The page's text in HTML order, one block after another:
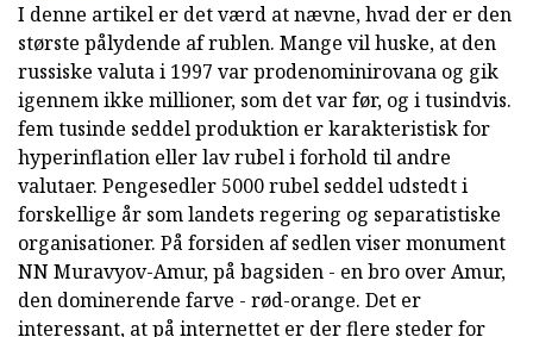
I denne artikel er det værd at nævne, hvad der er den
største pålydende af rublen. Mange vil huske, at den
russiske valuta i 1997 var prodenominirovana og gik
igennem ikke millioner, som det var før, og i tusindvis.
fem tusinde seddel produktion er karakteristisk for
hyperinflation eller lav rubel i forhold til andre
valutaer. Pengesedler 5000 rubel seddel udstedt i
forskellige år som landets regering og separatistiske
organisationer. På forsiden af sedlen viser monument
NN Muravyov-Amur, på bagsiden - en bro over Amur,
den dominerende farve - rød-orange. Det er
interessant, at på internettet er der flere steder for